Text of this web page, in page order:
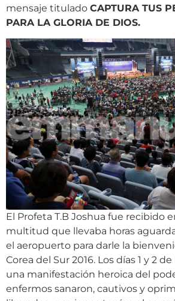
mensaje titulado CAPTURA TUS
PARA LA GLORIA DE DIOS.
El Profeta T.B Joshua fue recibido
multitud que llevaba horas
el aeropuerto para darle la
Corea del Sur 2016. Los días 1 y 2
una manifestación heroica del
enfermos sanaron, cautivos y